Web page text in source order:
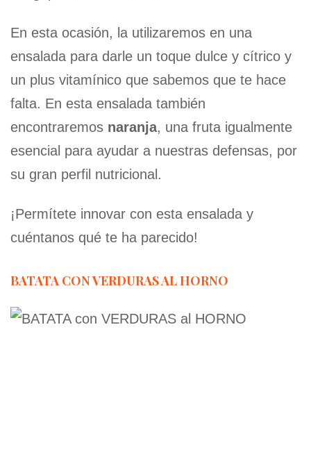
En esta ocasión, la utilizaremos en una
ensalada para darle un toque dulce y cítrico y
un plus vitamínico que sabemos que te hace
falta. En esta ensalada también
encontraremos naranja, una fruta igualmente
esencial para ayudar a nuestras defensas, por
su gran perfil nutricional.
¡Permítete innovar con esta ensalada y
cuéntanos qué te ha parecido!
BATATA CON VERDURAS AL HORNO